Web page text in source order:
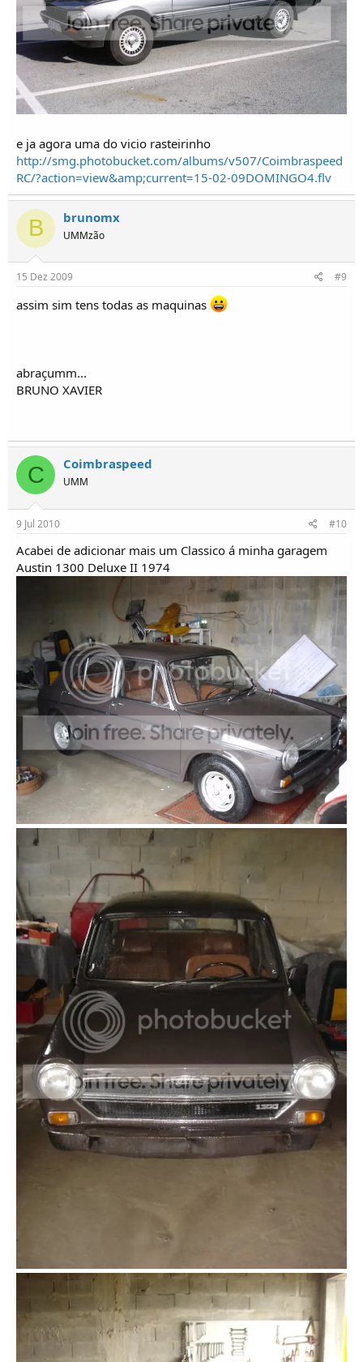
e ja agora uma do vicio rasteirinho
http://smg.photobucket.com/albums/v507/Coimbraspeed
RC/?action=view&amp;current=15-02-09DOMINGO4.flv
B brunomx
UMMzão
15 Dez 2009 #9
assim sim tens todas as maquinas
abraçumm...
BRUNO XAVIER
C Coimbraspeed
UMM
9 Jul 2010 #10
Acabei de adicionar mais um Classico á minha garagem
Austin 1300 Deluxe II 1974